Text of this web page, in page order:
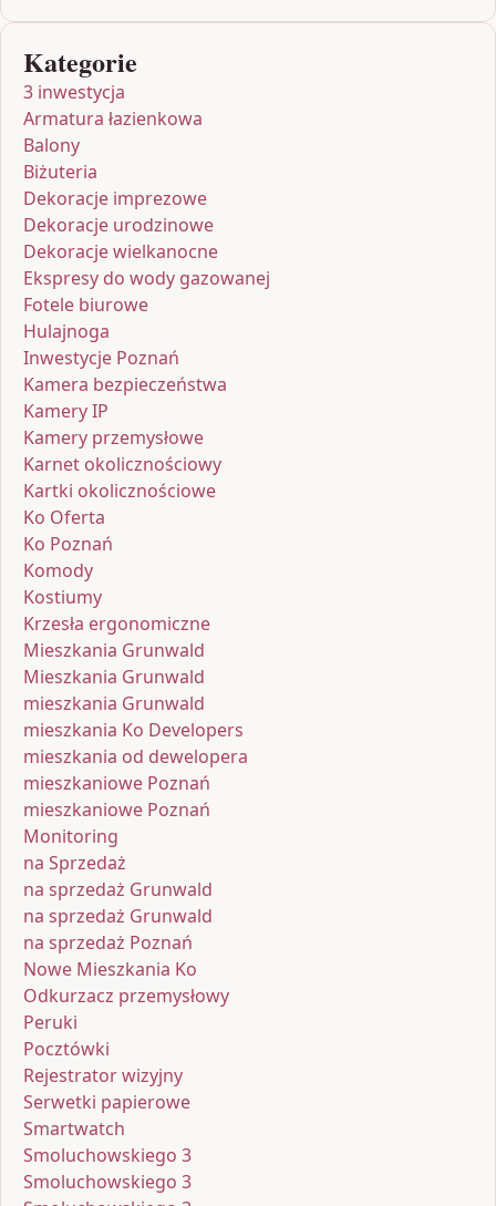
Kategorie
3 inwestycja
Armatura łazienkowa
Balony
Biżuteria
Dekoracje imprezowe
Dekoracje urodzinowe
Dekoracje wielkanocne
Ekspresy do wody gazowanej
Fotele biurowe
Hulajnoga
Inwestycje Poznań
Kamera bezpieczeństwa
Kamery IP
Kamery przemysłowe
Karnet okolicznościowy
Kartki okolicznościowe
Ko Oferta
Ko Poznań
Komody
Kostiumy
Krzesła ergonomiczne
Mieszkania Grunwald
Mieszkania Grunwald
mieszkania Grunwald
mieszkania Ko Developers
mieszkania od dewelopera
mieszkaniowe Poznań
mieszkaniowe Poznań
Monitoring
na Sprzedaż
na sprzedaż Grunwald
na sprzedaż Grunwald
na sprzedaż Poznań
Nowe Mieszkania Ko
Odkurzacz przemysłowy
Peruki
Pocztówki
Rejestrator wizyjny
Serwetki papierowe
Smartwatch
Smoluchowskiego 3
Smoluchowskiego 3